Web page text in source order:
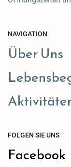
NAVIGATION
Über Uns
FOLGEN SIE UNS
Facebook